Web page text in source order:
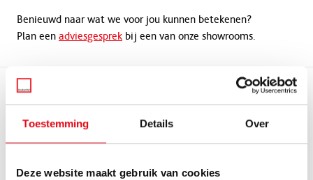
Toestemming Details Over
Deze website maakt gebruik van cookies
Benieuwd naar wat we voor jou kunnen betekenen?
Plan een adviesgesprek bij een van onze showrooms.
Bekijk ook Alle artikelen